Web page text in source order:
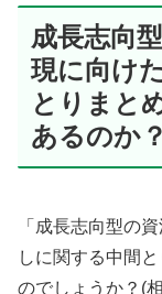
成長志向
現に向け
とりまと
あるのか？
「成長志向型の
しに関する中間
のでしょうか？(